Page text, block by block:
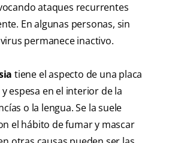
ataques recurrentes
En algunas personas, sin
permanece inactivo.
tiene el aspecto de una placa
espesa en el interior de la
o la lengua. Se la suele
el hábito de fumar y mascar